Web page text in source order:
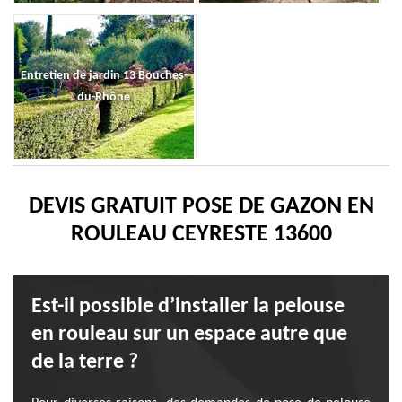
Entretien de jardin 13 Bouches-
du-Rhône
DEVIS GRATUIT POSE DE GAZON EN
ROULEAU CEYRESTE 13600
Est-il possible d’installer la pelouse
en rouleau sur un espace autre que
de la terre ?